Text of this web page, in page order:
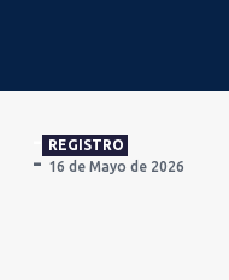
REGISTRO
16 de Mayo de 2026